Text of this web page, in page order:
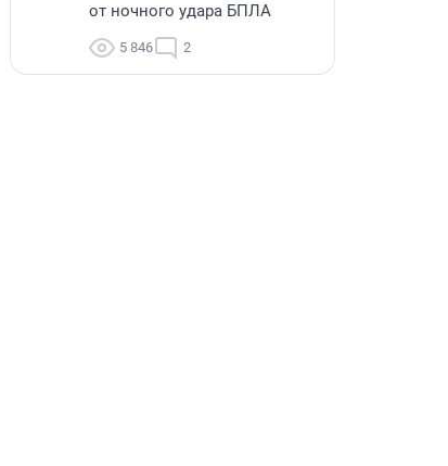
от ночного удара БПЛА
5 846 2